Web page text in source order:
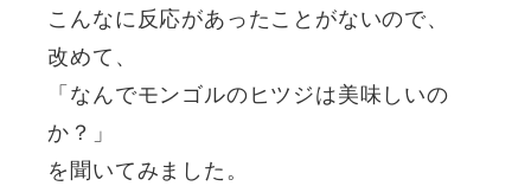
こんなに反応があったことがないので、
改めて、
「なんでモンゴルのヒツジは美味しいの
か？」
を聞いてみました。